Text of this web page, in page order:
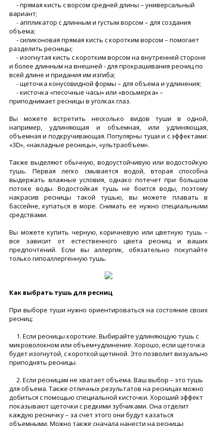
- прямая кисть с ворсом средней длины – универсальный
вариант;
- аппликатор с длинным и густым ворсом – для создания
объема;
- силиконовая прямая кисть с коротким ворсом – помогает
разделить ресницы;
- изогнутая кисть с коротким ворсом на внутренней стороне
и более длинным на внешней - для прокрашивания ресниц по
всей длине и придания им изгиба;
- щеточка конусовидной формы – для объема и удлинения;
- кисточка «песочные часы» или «восьмерка» –
приподнимает ресницы в уголках глаз.
Вы можете встретить несколько видов туши в одной,
например, удлиняющая и объемная, или удлиняющая,
объемная и подкручивающая. Популярны туши и с эффектами:
«3D», «накладные ресницы», «ультраобъем».
Также выделяют обычную, водоустойчивую или водостойкую
тушь. Первая легко смывается водой, вторая способна
выдержать влажные условия, однако потечет при большом
потоке воды. Водостойкая тушь не боится воды, поэтому
накрасив ресницы такой тушью, вы можете плавать в
бассейне, купаться в море. Снимать ее нужно специальными
средствами.
Вы можете купить черную, коричневую или цветную тушь –
все зависит от естественного цвета ресниц и ваших
предпочтений. Если вы аллергик, обязательно покупайте
только гипоаллергенную тушь.
Как выбрать тушь для ресниц
При выборе туши нужно ориентироваться на состояние своих
ресниц:
1. Если ресницы короткие. Выбирайте удлиняющую тушь с
микроволокном или объем+удлинение. Хорошо, если щеточка
будет изогнутой, с короткой щетиной. Это позволит визуально
приподнять ресницы.
2. Если ресницам не хватает объема. Ваш выбор – это тушь
для объема. Также отличных результатов на ресницах можно
добиться с помощью специальной кисточки. Хороший эффект
показывают щеточки с редкими зубчиками. Она отделит
каждую ресничку – за счет этого они будут казаться
объемными. Можно также сначала нанести на ресницы